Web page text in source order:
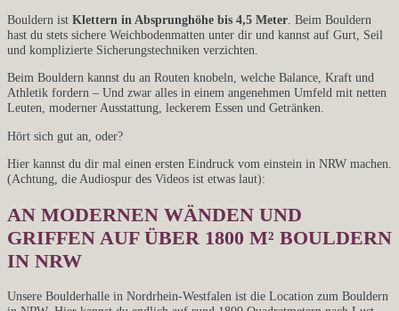
Bouldern ist Klettern in Absprunghöhe bis 4,5 Meter . Beim Bouldern
hast du stets sichere Weichbodenmatten unter dir und kannst auf Gurt, Seil
und komplizierte Sicherungstechniken verzichten.
Beim Bouldern kannst du an Routen knobeln, welche Balance, Kraft und
Athletik fordern – Und zwar alles in einem angenehmen Umfeld mit netten
Leuten, moderner Ausstattung, leckerem Essen und Getränken.
Hört sich gut an, oder?
Hier kannst du dir mal einen ersten Eindruck vom einstein in NRW machen.
(Achtung, die Audiospur des Videos ist etwas laut):
AN MODERNEN WÄNDEN UND
GRIFFEN AUF ÜBER 1800 M² BOULDERN
IN NRW
Unsere Boulderhalle in Nordrhein-Westfalen ist die Location zum Bouldern